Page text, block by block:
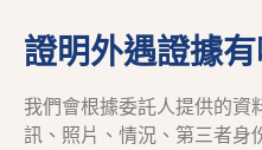
證明外遇證據有
我們會根據委託人提供的資
訊、照片、情況、第三者身